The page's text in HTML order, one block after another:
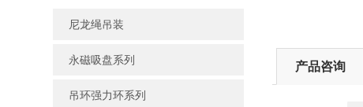
尼龙绳吊装
永磁吸盘系列
吊环强力环系列
产品咨询